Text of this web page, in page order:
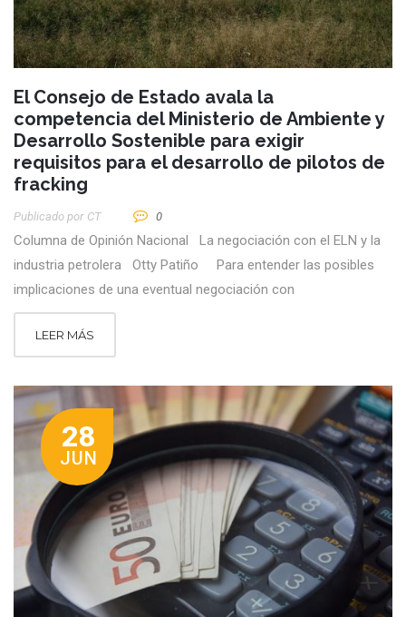
El Consejo de Estado avala la
competencia del Ministerio de Ambiente y
Desarrollo Sostenible para exigir
requisitos para el desarrollo de pilotos de
fracking
Publicado por CT 0
Columna de Opinión Nacional La negociación con el ELN y la
industria petrolera Otty Patiño Para entender las posibles
implicaciones de una eventual negociación con
LEER MÁS
28
JUN